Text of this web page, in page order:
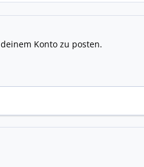
Konto zu posten.